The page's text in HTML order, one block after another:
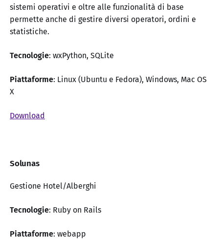
sistemi operativi e oltre alle funzionalità di base
permette anche di gestire diversi operatori, ordini e
statistiche.
Tecnologie: wxPython, SQLite
Piattaforme: Linux (Ubuntu e Fedora), Windows, Mac OS
X
Download
Solunas
Gestione Hotel/Alberghi
Tecnologie: Ruby on Rails
Piattaforme: webapp